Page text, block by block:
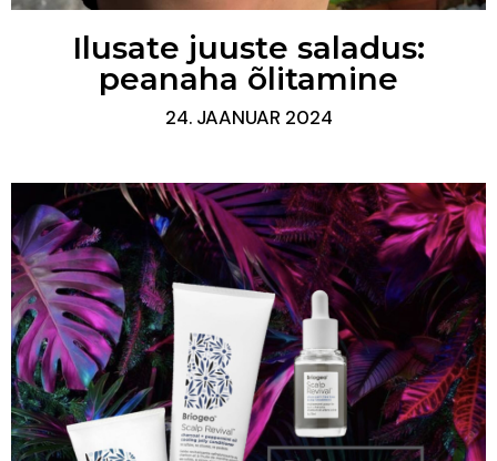
Ilusate juuste saladus:
peanaha õlitamine
24. JAANUAR 2024